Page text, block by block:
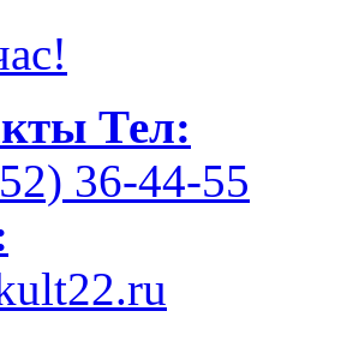
Тел:
36-44-55